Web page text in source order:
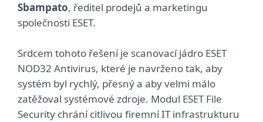
Sbampato, ředitel prodejů a marketingu
společnosti ESET.
Srdcem tohoto řešení je scanovací jádro ESET
NOD32 Antivirus, které je navrženo tak, aby
systém byl rychlý, přesný a aby velmi málo
zatěžoval systémové zdroje. Modul ESET File
Security chrání citlivou firemní IT infrastrukturu